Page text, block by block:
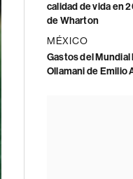
calidad de vida en
de Wharton
MÉXICO
Gastos del Mundial
Ollamani de Emilio